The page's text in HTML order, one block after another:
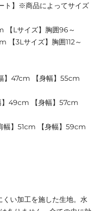
ト】※商品によってサイズ
【Lサイズ】胸囲96～
【3Lサイズ】胸囲112～
】47cm 【身幅】55cm
】49cm 【身幅】57cm
幅】51cm 【身幅】59cm
い加工を施した生地。水